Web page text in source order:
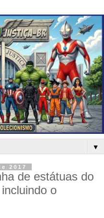
▼
2017
de estátuas do
o